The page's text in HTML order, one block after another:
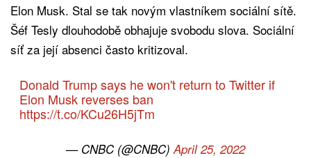
Elon Musk. Stal se tak novým vlastníkem sociální sítě.
Šéf Tesly dlouhodobě obhajuje svobodu slova. Sociální
síť za její absenci často kritizoval.
Donald Trump says he won't return to Twitter if
Elon Musk reverses ban
https://t.co/KCu26H5jTm
— CNBC (@CNBC) April 25, 2022